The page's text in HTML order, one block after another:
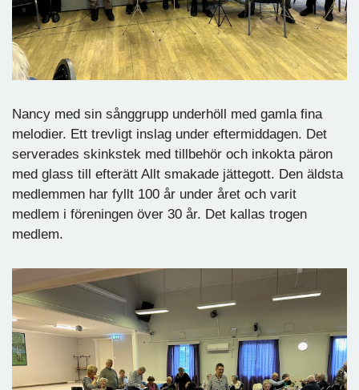
Nancy med sin sånggrupp underhöll med gamla fina
melodier. Ett trevligt inslag under eftermiddagen. Det
serverades skinkstek med tillbehör och inkokta päron
med glass till efterätt Allt smakade jättegott. Den äldsta
medlemmen har fyllt 100 år under året och varit
medlem i föreningen över 30 år. Det kallas trogen
medlem.